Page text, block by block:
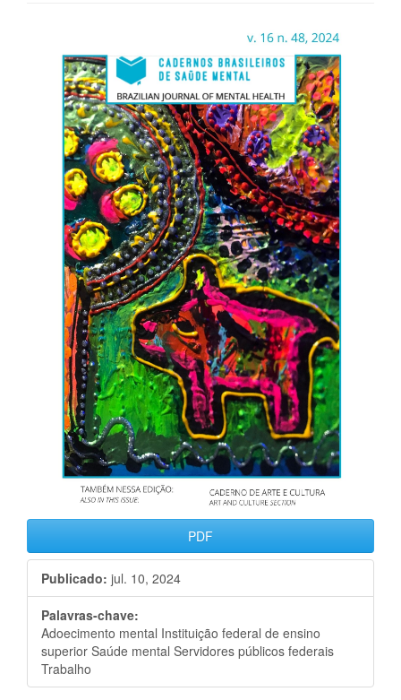
lateral
artigos
PDF
Publicado: jul. 10, 2024
Palavras-chave:
Adoecimento mental Instituição federal de ensino
superior Saúde mental Servidores públicos federais
Trabalho